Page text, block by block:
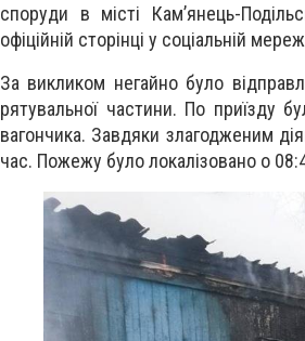
споруди в місті Кам’янець-
офіційній сторінці у соціальній
За викликом негайно було
рятувальної частини. По приїзду
вагончика. Завдяки злагодженим
час. Пожежу було локалізовано о